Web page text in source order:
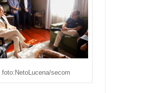
foto:NetoLucena/secom